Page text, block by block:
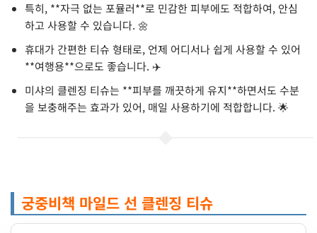
특히, **자극 없는 포뮬러**로 민감한 피부에도 적합하여, 안심
하고 사용할 수 있습니다. 🌼
휴대가 간편한 티슈 형태로, 언제 어디서나 쉽게 사용할 수 있어
**여행용**으로도 좋습니다. ✈️
미샤의 클렌징 티슈는 **피부를 깨끗하게 유지**하면서도 수분
을 보충해주는 효과가 있어, 매일 사용하기에 적합합니다. 🌟
궁중비책 마일드 선 클렌징 티슈